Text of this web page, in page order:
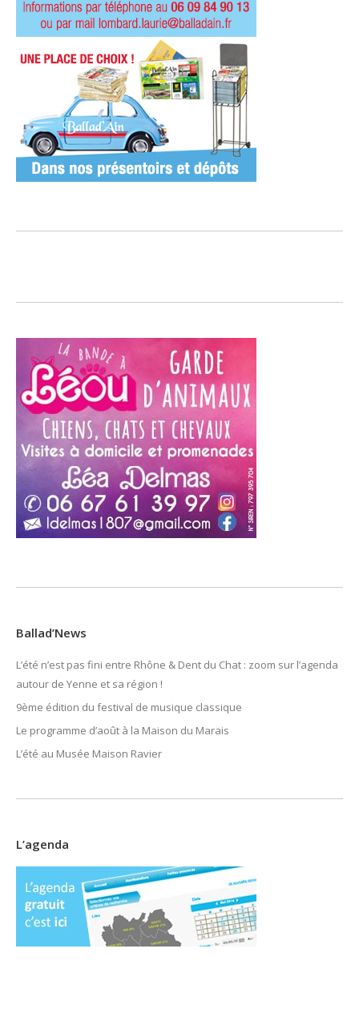
Ballad’News
L’été n’est pas fini entre Rhône & Dent du Chat : zoom sur l’agenda
autour de Yenne et sa région !
9ème édition du festival de musique classique
Le programme d’août à la Maison du Marais
L’été au Musée Maison Ravier
L’agenda